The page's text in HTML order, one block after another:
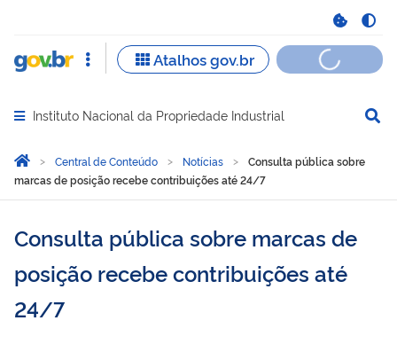
Abrir menu principal de navegação
Instituto Nacional da Propriedade Industrial
Você está aqui:
Página Inicial
Central de Conteúdo Notícias
Consulta pública sobre
marcas de posição recebe contribuições até 24/7
Consulta pública sobre marcas de
posição recebe contribuições até
24/7